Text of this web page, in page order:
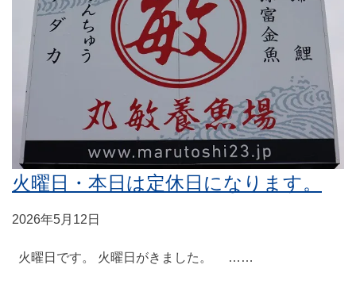
火曜日・本日は定休日になります。
2026年5月12日
火曜日です。 火曜日がきました。 ……